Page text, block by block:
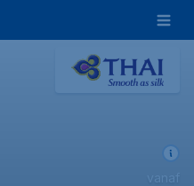
vanaf